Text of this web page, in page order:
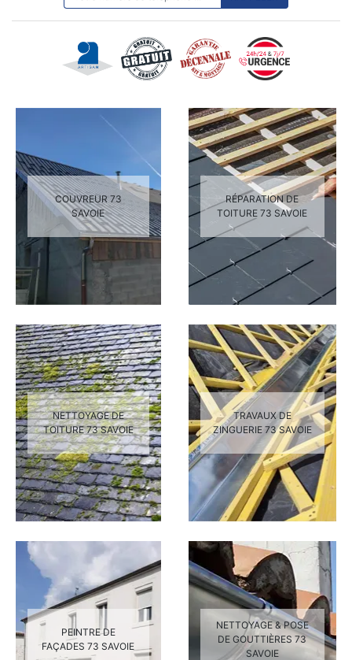
COUVREUR 73
SAVOIE
RÉPARATION DE
TOITURE 73 SAVOIE
NETTOYAGE DE
TOITURE 73 SAVOIE
TRAVAUX DE
ZINGUERIE 73 SAVOIE
PEINTRE DE
FAÇADES 73 SAVOIE
NETTOYAGE & POSE
DE GOUTTIÈRES 73
SAVOIE